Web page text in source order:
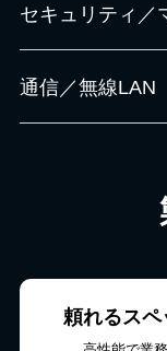
セキュリティ／
通信／無線LAN
頼れるスペ